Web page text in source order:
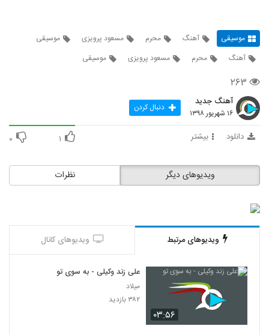
موسیقی آهنگ محرم مسعود پرویزی
موسیقی
آهنگ
محرم مسعود پرویزی موسیقی
۲۶۳
آهنگ جدید
۱۶ شهریور ۱۳۹۸ دنبال کردن
دانلود بیشتر ۱ ۰
نظرات ویدیوهای دیگر
ویدیوهای مرتبط ویدیوهای کانال
۰۳:۵۶
علی زند وکیلی - به سوی تو
میلاد
۳۸۲ بازدید